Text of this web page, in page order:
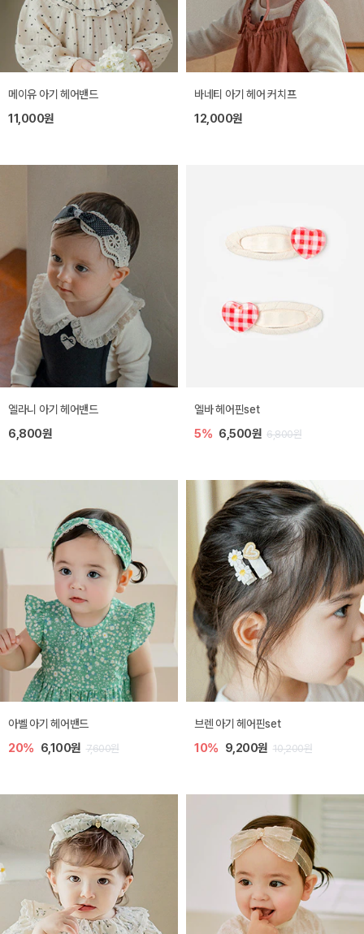
메이유 아기 헤어밴드
11,000원
바네티 아기 헤어 커치프
12,000원
엘라니 아기 헤어밴드
6,800원
엘바 헤어핀set
5% 6,500원 6,800원
아벨 아기 헤어밴드
20% 6,100원 7,600원
브렌 아기 헤어핀set
10% 9,200원 10,200원